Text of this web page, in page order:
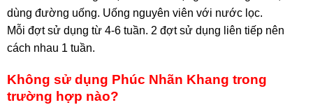
dùng đường uống. Uống nguyên viên với nước lọc.
Mỗi đợt sử dụng từ 4-6 tuần. 2 đợt sử dụng liên tiếp nên
cách nhau 1 tuần.
Không sử dụng Phúc Nhãn Khang trong
trường hợp nào?